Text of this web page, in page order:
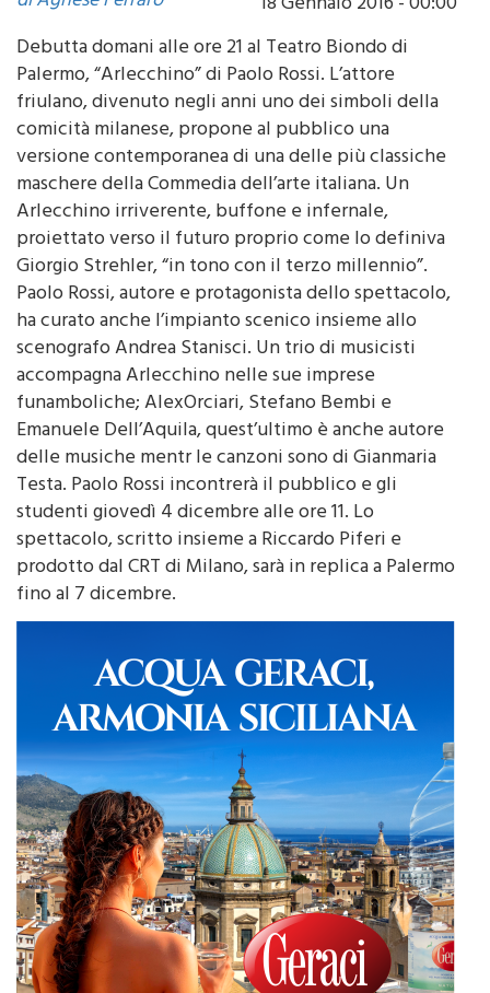
Debutta domani alle ore 21 al Teatro Biondo di
Palermo, “Arlecchino” di Paolo Rossi. L’attore
friulano, divenuto negli anni uno dei simboli della
comicità milanese, propone al pubblico una
versione contemporanea di una delle più classiche
maschere della Commedia dell’arte italiana. Un
Arlecchino irriverente, buffone e infernale,
proiettato verso il futuro proprio come lo definiva
Giorgio Strehler, “in tono con il terzo millennio”.
Paolo Rossi, autore e protagonista dello spettacolo,
ha curato anche l’impianto scenico insieme allo
scenografo Andrea Stanisci. Un trio di musicisti
accompagna Arlecchino nelle sue imprese
funamboliche; AlexOrciari, Stefano Bembi e
Emanuele Dell’Aquila, quest’ultimo è anche autore
delle musiche mentr le canzoni sono di Gianmaria
Testa. Paolo Rossi incontrerà il pubblico e gli
studenti giovedì 4 dicembre alle ore 11. Lo
spettacolo, scritto insieme a Riccardo Piferi e
prodotto dal CRT di Milano, sarà in replica a Palermo
fino al 7 dicembre.